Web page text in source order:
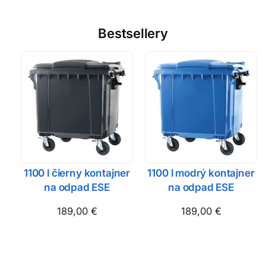
Bestsellery
1100 l čierny kontajner
na odpad ESE
189,00 €
1100 l modrý kontajner
na odpad ESE
189,00 €